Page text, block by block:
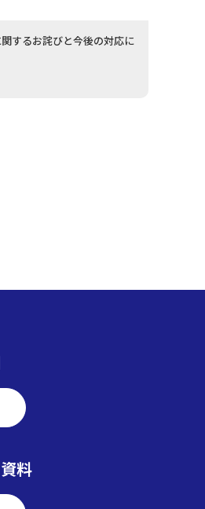
するお詫びと今後の対応に
料